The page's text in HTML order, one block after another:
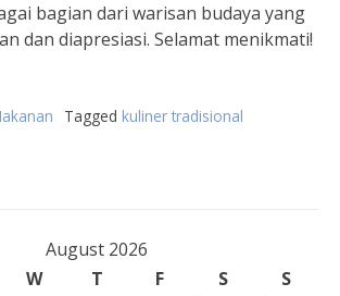
bagian dari warisan budaya yang
dan diapresiasi. Selamat menikmati!
Tagged kuliner tradisional
August 2026
W T F S
S